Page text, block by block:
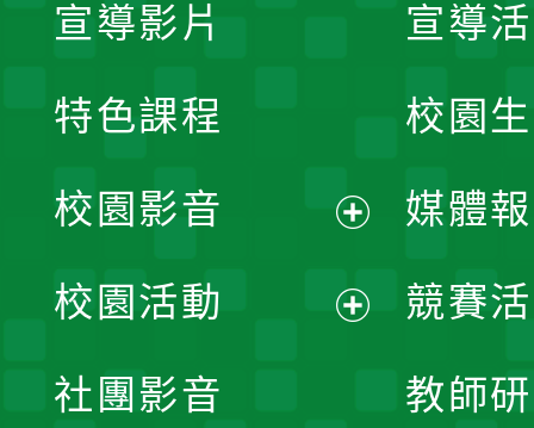
宣導
校園
媒體
競賽
教師
宣導影片
特色課程
校園影音
開
校園活動
社團影音